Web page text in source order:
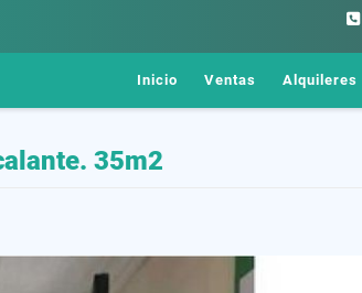
Inicio Ventas Alquileres
35m2